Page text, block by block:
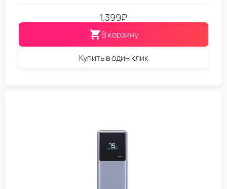
1.399₽
В корзину
Купить в один клик